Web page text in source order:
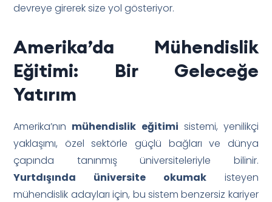
devreye girerek size yol gösteriyor.
Amerika’da Mühendislik
Eğitimi: Bir Geleceğe
Yatırım
Amerika’nın mühendislik eğitimi sistemi, yenilikçi
yaklaşımı, özel sektörle güçlü bağları ve dünya
çapında tanınmış üniversiteleriyle bilinir.
Yurtdışında üniversite okumakisteyen
mühendislik adayları için, bu sistem benzersiz kariyer